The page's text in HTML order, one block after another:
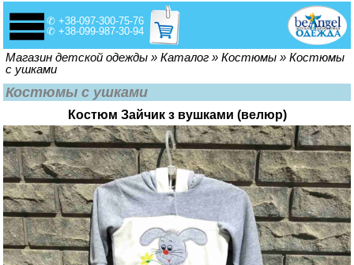
✆ +38-097-300-75-76
✆ +38-099-987-30-94
Вы здесь
Магазин детской одежды » Каталог » Костюмы » Костюмы
с ушками
Костюмы с ушками
Костюм Зайчик з вушками (велюр)